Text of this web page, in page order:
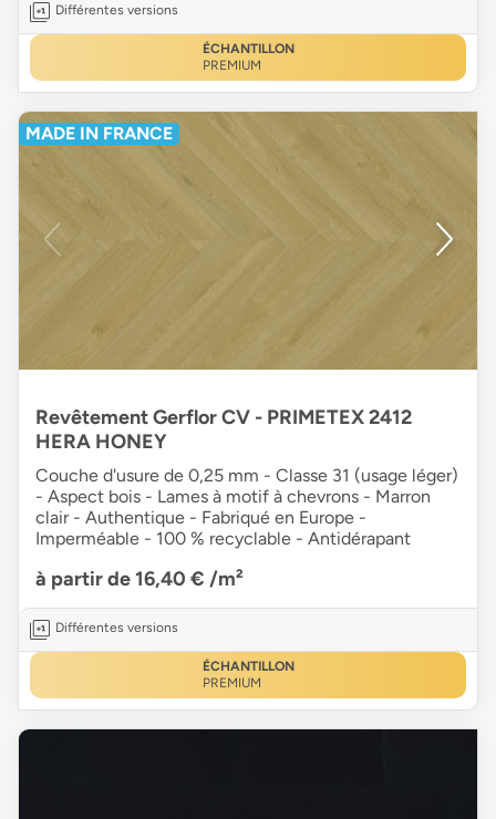
Différentes versions
ÉCHANTILLON
PREMIUM
MADE IN FRANCE
Revêtement Gerflor CV - PRIMETEX 2412
HERA HONEY
Couche d'usure de 0,25 mm - Classe 31 (usage léger)
- Aspect bois - Lames à motif à chevrons - Marron
clair - Authentique - Fabriqué en Europe -
Imperméable - 100 % recyclable - Antidérapant
à partir de 16,40 € /m²
Différentes versions
ÉCHANTILLON
PREMIUM